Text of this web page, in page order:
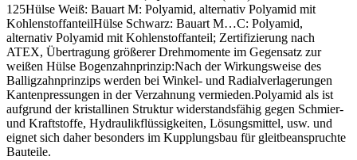
125Hülse Weiß: Bauart M: Polyamid, alternativ Polyamid mit
KohlenstoffanteilHülse Schwarz: Bauart M…C: Polyamid,
alternativ Polyamid mit Kohlenstoffanteil; Zertifizierung nach
ATEX, Übertragung größerer Drehmomente im Gegensatz zur
weißen Hülse Bogenzahnprinzip:Nach der Wirkungsweise des
Balligzahnprinzips werden bei Winkel- und Radialverlagerungen
Kantenpressungen in der Verzahnung vermieden.Polyamid als ist
aufgrund der kristallinen Struktur widerstandsfähig gegen Schmier-
und Kraftstoffe, Hydraulikflüssigkeiten, Lösungsmittel, usw. und
eignet sich daher besonders im Kupplungsbau für gleitbeanspruchte
Bauteile.